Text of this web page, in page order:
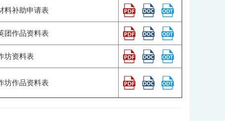
料补助申请表
团作品资料表
坊资料表
坊作品资料表